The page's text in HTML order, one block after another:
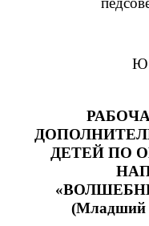
от 31
ДЕТЕЙ ПО
(Младший